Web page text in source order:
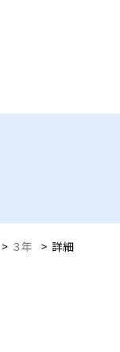
> ３年 > 詳細